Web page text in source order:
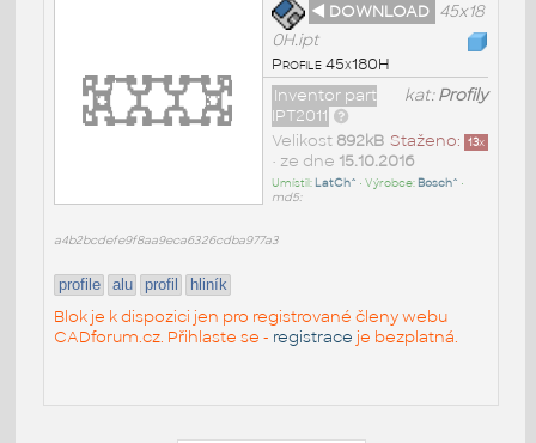
◄ DOWNLOAD 45x18
0H.ipt
Profile 45x180H
kat:Profily
Inventor part
IPT2011
Staženo: 13x
Velikost 892kB
• ze dne 15.10.2016
Umístil: LatCh^ • Výrobce: Bosch^ •
md5:
a4b2bcdefe9f8aa9eca6326cdba977a3
profile alu profil hliník
Blok je k dispozici jen pro registrované členy webu
CADforum.cz. Přihlaste se - registrace je bezplatná.